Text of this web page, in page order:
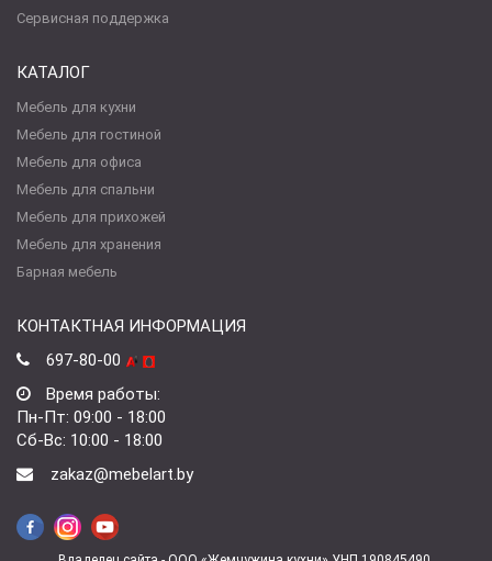
Сервисная поддержка
КАТАЛОГ
Мебель для кухни
Мебель для гостиной
Мебель для офиса
Мебель для спальни
Мебель для прихожей
Мебель для хранения
Барная мебель
КОНТАКТНАЯ ИНФОРМАЦИЯ
697-80-00
Время работы:
Пн-Пт: 09:00 - 18:00
Сб-Вс: 10:00 - 18:00
zakaz@mebelart.by